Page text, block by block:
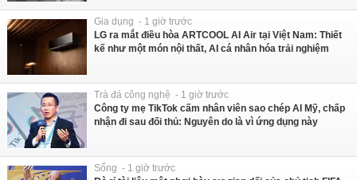
Gia dụng - 1 giờ trước
LG ra mắt điều hòa ARTCOOL AI Air tại Việt Nam: Thiết
kế như một món nội thất, AI cá nhân hóa trải nghiệm
Trà đá công nghệ - 1 giờ trước
Công ty mẹ TikTok cấm nhân viên sao chép AI Mỹ, chấp
nhận đi sau đối thủ: Nguyên do là vì ứng dụng này
Sống - 1 giờ trước